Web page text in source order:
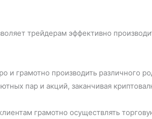
трейдерам эффективно
и грамотно производить различного
пар и акций, заканчивая
грамотно осуществлять